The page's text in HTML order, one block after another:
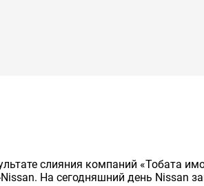
слияния компаний «Тобата
На сегодняшний день Nissan